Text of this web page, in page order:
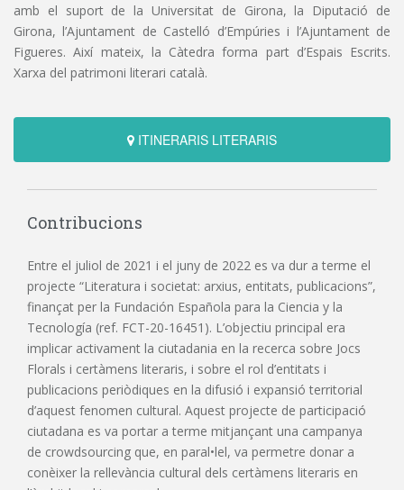
amb el suport de la Universitat de Girona, la Diputació de
Girona, l’Ajuntament de Castelló d’Empúries i l’Ajuntament de
Figueres. Així mateix, la Càtedra forma part d’Espais Escrits.
Xarxa del patrimoni literari català.
ITINERARIS LITERARIS
Contribucions
Entre el juliol de 2021 i el juny de 2022 es va dur a terme el
projecte “Literatura i societat: arxius, entitats, publicacions”,
finançat per la Fundación Española para la Ciencia y la
Tecnología (ref. FCT-20-16451). L’objectiu principal era
implicar activament la ciutadania en la recerca sobre Jocs
Florals i certàmens literaris, i sobre el rol d’entitats i
publicacions periòdiques en la difusió i expansió territorial
d’aquest fenomen cultural. Aquest projecte de participació
ciutadana es va portar a terme mitjançant una campanya
de crowdsourcing que, en paral•lel, va permetre donar a
conèixer la rellevància cultural dels certàmens literaris en